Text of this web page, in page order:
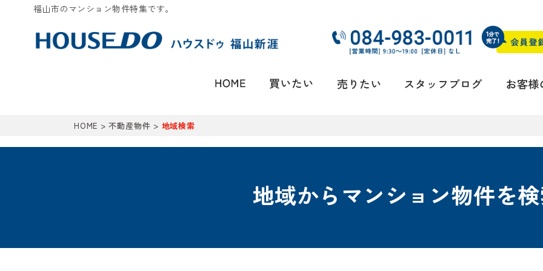
福山市のマンション物件特集です。
HOME >不動産物件 > 地域検索
地域からマンション物件を